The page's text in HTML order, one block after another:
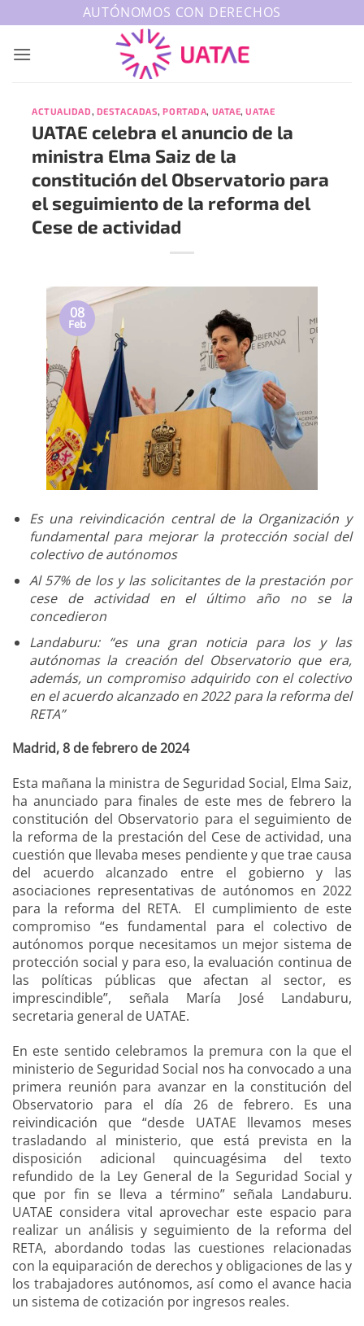
al
AUTÓNOMOS CON DERECHOS
ACTUALIDAD, DESTACADAS,PORTADA, UATAE,UATAE
UATAE celebra el anuncio de la
ministra Elma Saiz de la
constitución del Observatorio para
el seguimiento de la reforma del
Cese de actividad
08
Feb
Es una reivindicación central de la Organización y
fundamental para mejorar la protección social del
colectivo de autónomos
Al 57% de los y las solicitantes de la prestación por
cese de actividad en el último año no se la
concedieron
Landaburu: “es una gran noticia para los y las
autónomas la creación del Observatorio que era,
además, un compromiso adquirido con el colectivo
en el acuerdo alcanzado en 2022 para la reforma del
RETA”
Madrid, 8 de febrero de 2024
Esta mañana la ministra de Seguridad Social, Elma Saiz,
ha anunciado para finales de este mes de febrero la
constitución del Observatorio para el seguimiento de
la reforma de la prestación del Cese de actividad, una
cuestión que llevaba meses pendiente y que trae causa
del acuerdo alcanzado entre el gobierno y las
asociaciones representativas de autónomos en 2022
para la reforma del RETA. El cumplimiento de este
compromiso “es fundamental para el colectivo de
autónomos porque necesitamos un mejor sistema de
protección social y para eso, la evaluación continua de
las políticas públicas que afectan al sector, es
imprescindible”, señala María José Landaburu,
secretaria general de UATAE.
En este sentido celebramos la premura con la que el
ministerio de Seguridad Social nos ha convocado a una
primera reunión para avanzar en la constitución del
Observatorio para el día 26 de febrero. Es una
reivindicación que “desde UATAE llevamos meses
trasladando al ministerio, que está prevista en la
disposición adicional quincuagésima del texto
refundido de la Ley General de la Seguridad Social y
que por fin se lleva a término” señala Landaburu.
UATAE considera vital aprovechar este espacio para
realizar un análisis y seguimiento de la reforma del
RETA, abordando todas las cuestiones relacionadas
con la equiparación de derechos y obligaciones de las y
los trabajadores autónomos, así como el avance hacia
un sistema de cotización por ingresos reales.